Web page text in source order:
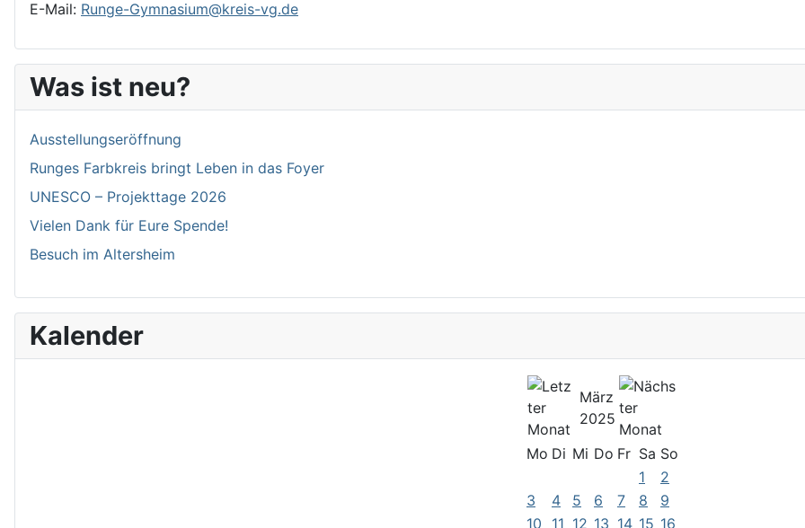
E-Mail: Runge-Gymnasium@kreis-vg.de
Was ist neu?
Ausstellungseröffnung
Runges Farbkreis bringt Leben in das Foyer
UNESCO – Projekttage 2026
Vielen Dank für Eure Spende!
Besuch im Altersheim
Kalender
März
2025
Mo Di Mi Do Fr Sa So
1
2
3
4 5 6 7 8
9
10
11 12 13 14 15 16